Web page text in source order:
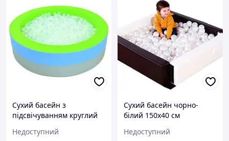
Сухий басейн з
підсвічуванням круглий
Недоступний
Сухий басейн чорно-
білий 150х40 см
Недоступний